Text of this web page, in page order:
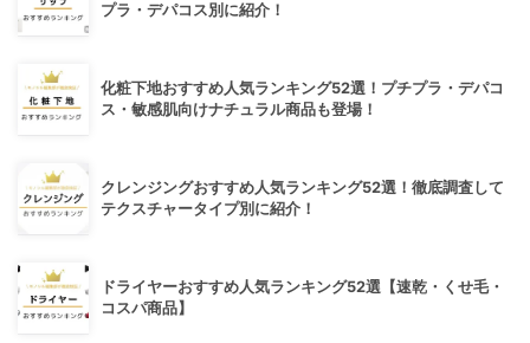
プラ・デパコス別に紹介！
化粧下地おすすめ人気ランキング52選！プチプラ・デパコ
ス・敏感肌向けナチュラル商品も登場！
クレンジングおすすめ人気ランキング52選！徹底調査して
テクスチャータイプ別に紹介！
ドライヤーおすすめ人気ランキング52選【速乾・くせ毛・
コスパ商品】